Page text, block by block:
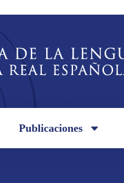
Publicaciones